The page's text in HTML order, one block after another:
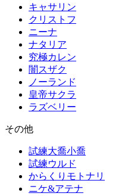
キャサリン
クリストフ
ニーナ
ナタリア
究極カレン
闇スザク
ノーランド
皇帝サクラ
ラズベリー
その他
試練大喬小喬
試練ウルド
からくりモトナリ
ニケ&アテナ